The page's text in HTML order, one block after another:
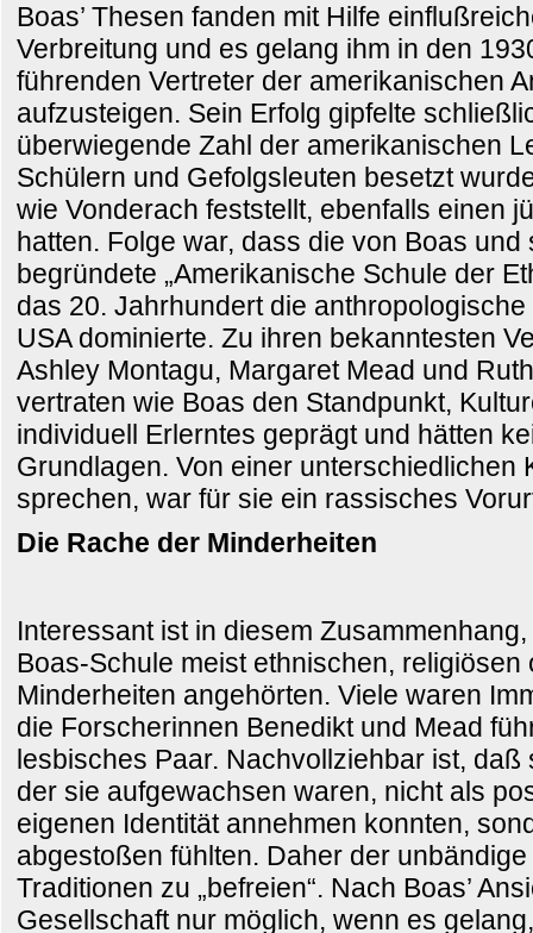
Boas’ Thesen fanden mit Hilfe
Verbreitung und es gelang ihm in den
führenden Vertreter der amerikanischen
aufzusteigen. Sein Erfolg gipfelte
überwiegende Zahl der amerikanischen
Schülern und Gefolgsleuten besetzt
wie Vonderach feststellt, ebenfalls einen
hatten. Folge war, dass die von Boas und
begründete „Amerikanische Schule der
das 20. Jahrhundert die
USA dominierte. Zu ihren bekanntesten
Ashley Montagu, Margaret Mead und
vertraten wie Boas den Standpunkt,
individuell Erlerntes geprägt und hätten
Grundlagen. Von einer unterschiedlichen
sprechen, war für sie ein rassisches
Die Rache der Minderheiten
Interessant ist in diesem
Boas-Schule meist ethnischen, religiösen
Minderheiten angehörten. Viele waren
die Forscherinnen Benedikt und Mead
lesbisches Paar. Nachvollziehbar ist, daß
der sie aufgewachsen waren, nicht als
eigenen Identität annehmen konnten,
abgestoßen fühlten. Daher der
Traditionen zu „befreien“. Nach Boas’
Gesellschaft nur möglich, wenn es